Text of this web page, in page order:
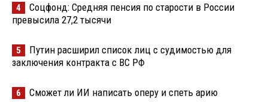
4
Соцфонд: Средняя пенсия по старости в России
превысила 27,2 тысячи
5
Путин расширил список лиц с судимостью для
заключения контракта с ВС РФ
6 Сможет ли ИИ написать оперу и спеть арию